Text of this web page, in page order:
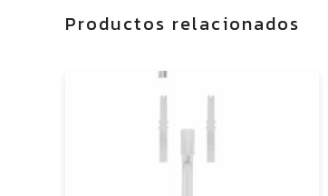
Productos relacionados